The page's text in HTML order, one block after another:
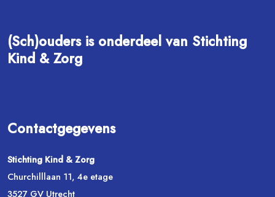
(Sch)ouders is onderdeel van Stichting
Kind & Zorg
Contactgegevens
Stichting Kind & Zorg
Churchilllaan 11, 4e etage
3527 GV Utrecht